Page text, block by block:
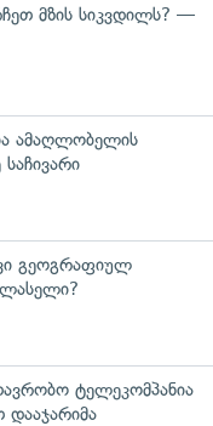
მზის სიკვდილს? —
ამაღლობელის
გეოგრაფიულ
ტელეკომპანია